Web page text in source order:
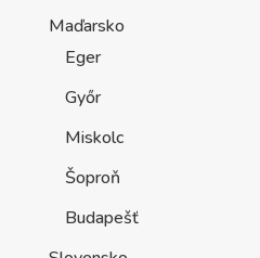
Maďarsko
Eger
Győr
Miskolc
Šoproň
Budapešť